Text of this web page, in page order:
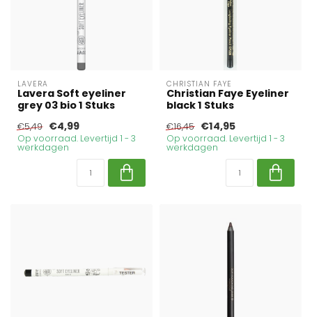
LAVERA
Lavera Soft eyeliner
grey 03 bio 1 Stuks
€5,49 €4,99
Op voorraad. Levertijd 1 - 3
werkdagen
CHRISTIAN FAYE
Christian Faye Eyeliner
black 1 Stuks
€16,45 €14,95
Op voorraad. Levertijd 1 - 3
werkdagen